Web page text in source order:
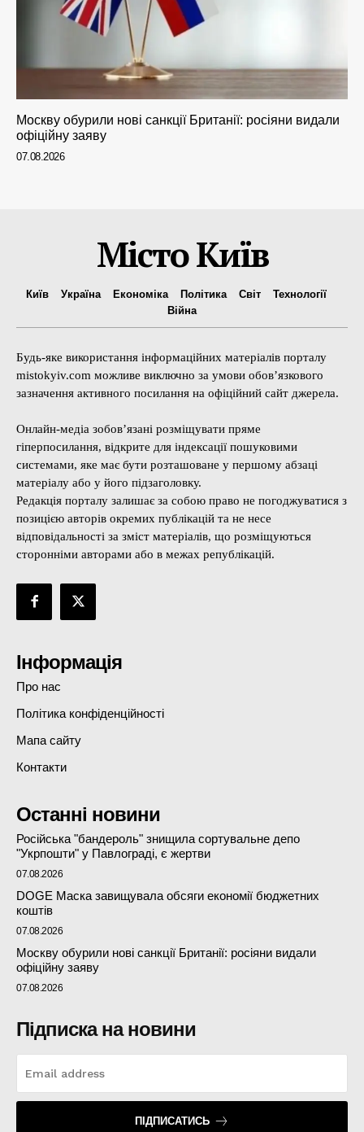
Москву обурили нові санкції Британії: росіяни видали
офіційну заяву
07.08.2026
Місто Київ
Київ Україна Економіка Політика Світ
Технології
Війна
Будь-яке використання інформаційних матеріалів порталу
mistokyiv.com можливе виключно за умови обов’язкового
зазначення активного посилання на офіційний сайт джерела.
Онлайн-медіа зобов’язані розміщувати пряме
гіперпосилання, відкрите для індексації пошуковими
системами, яке має бути розташоване у першому абзаці
матеріалу або у його підзаголовку.
Редакція порталу залишає за собою право не погоджуватися з
позицією авторів окремих публікацій та не несе
відповідальності за зміст матеріалів, що розміщуються
сторонніми авторами або в межах републікацій.
Інформація
Про нас
Політика конфіденційності
Мапа сайту
Контакти
Останні новини
Російська "бандероль" знищила сортувальне депо
"Укрпошти" у Павлограді, є жертви
07.08.2026
DOGE Маска завищувала обсяги економії бюджетних
коштів
07.08.2026
Москву обурили нові санкції Британії: росіяни видали
офіційну заяву
07.08.2026
Підписка на новини
ПІДПИСАТИСЬ